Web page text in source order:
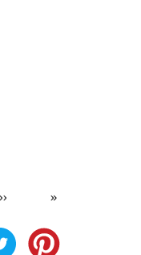
Next
››
Last
»